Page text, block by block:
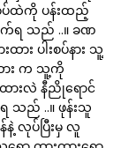
စပ်ထဲကို ပန်းထည့်
ရ သည် ..။ ခဏ
ား ပါးစပ်နား သူ့
ား က သူ့ကို
ထားလဲ နီညိုရောင်
သည် ..။ ဖုန်းသူ
နဲ့ လုပ်ပြီးမှ လူ